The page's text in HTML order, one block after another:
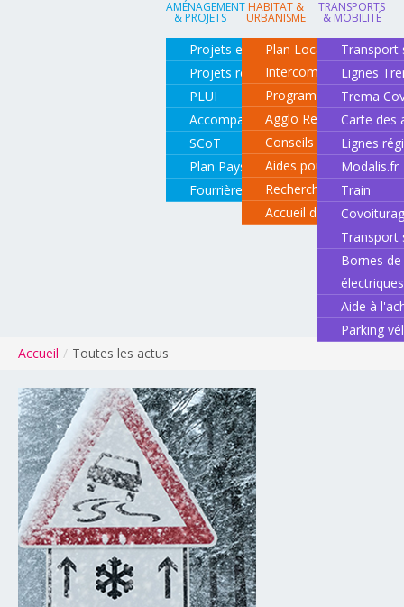
AMÉNAGEMENT
& PROJETS
Projets en cours
Projets réalisés
PLUI
Accompagnement de projets
SCoT
Plan Paysage
Fourrière animale
HABITAT &
URBANISME
Plan Local d'Urbanisme
Intercommunal
Programme local de
Agglo Renov
Conseils pour rénover
Aides pour rénover
Recherche d'un
Accueil des gens du
TRANSPORTS
& MOBILITÉ
Transport
Lignes
Trema
Carte des
Lignes
Modalis.fr
Train
Transport
Bornes
électriques
Aide à
Parking
Accueil / Toutes les actus